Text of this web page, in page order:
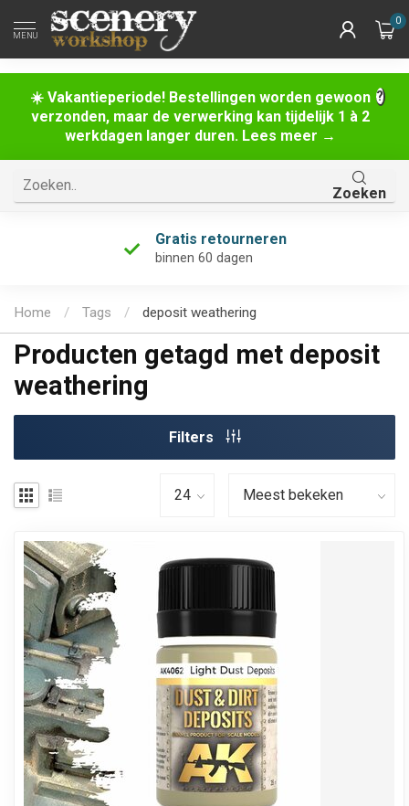
☀️ Vakantieperiode! Bestellingen worden gewoon
verzonden, maar de verwerking kan tijdelijk 1 à 2
werkdagen langer duren. Lees meer →
MENU
0
Zoeken
Gratis retourneren
binnen 60 dagen
Home / Tags / deposit weathering
Producten getagd met deposit
weathering
Filters